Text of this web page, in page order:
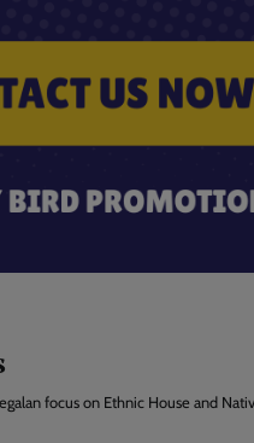
focus on Ethnic House and